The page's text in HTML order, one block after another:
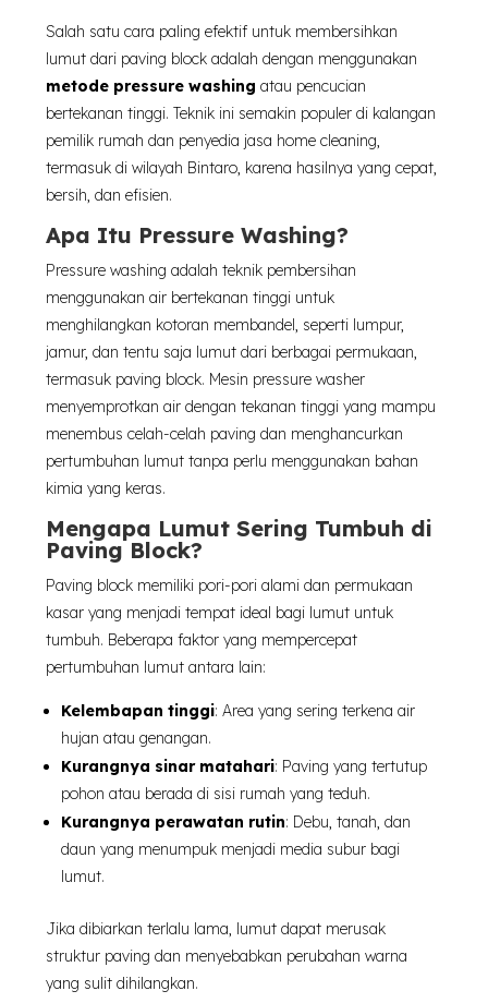
Salah satu cara paling efektif untuk membersihkan
lumut dari paving block adalah dengan menggunakan
metode pressure washing atau pencucian
bertekanan tinggi. Teknik ini semakin populer di kalangan
pemilik rumah dan penyedia jasa home cleaning,
termasuk di wilayah Bintaro, karena hasilnya yang cepat,
bersih, dan efisien.
Apa Itu Pressure Washing?
Pressure washing adalah teknik pembersihan
menggunakan air bertekanan tinggi untuk
menghilangkan kotoran membandel, seperti lumpur,
jamur, dan tentu saja lumut dari berbagai permukaan,
termasuk paving block. Mesin pressure washer
menyemprotkan air dengan tekanan tinggi yang mampu
menembus celah-celah paving dan menghancurkan
pertumbuhan lumut tanpa perlu menggunakan bahan
kimia yang keras.
Mengapa Lumut Sering Tumbuh di
Paving Block?
Paving block memiliki pori-pori alami dan permukaan
kasar yang menjadi tempat ideal bagi lumut untuk
tumbuh. Beberapa faktor yang mempercepat
pertumbuhan lumut antara lain:
Kelembapan tinggi: Area yang sering terkena air
hujan atau genangan.
Kurangnya sinar matahari: Paving yang tertutup
pohon atau berada di sisi rumah yang teduh.
Kurangnya perawatan rutin: Debu, tanah, dan
daun yang menumpuk menjadi media subur bagi
lumut.
Jika dibiarkan terlalu lama, lumut dapat merusak
struktur paving dan menyebabkan perubahan warna
yang sulit dihilangkan.